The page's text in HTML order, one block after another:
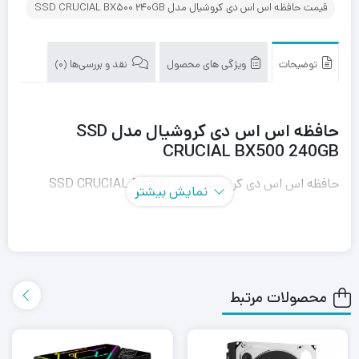
قیمت حافظه اس اس دی کروشیال مدل SSD CRUCIAL BX500 240GB
توضیحات ویژگی های محصول نقد و بررسی‌ها (0)
حافظه اس اس دی کروشیال مدل SSD
CRUCIAL BX500 240GB
حافظه اس اس دی کروشیال مدل SSD CRUCIAL BX500
است و از ظرفیت 240 گیگابایت بهره می‌برد.
از مزیت‌های دیگر حافظه‌های اس اس دی مصرف انرژی کم
نمایش بیشتر
محصولات مرتبط